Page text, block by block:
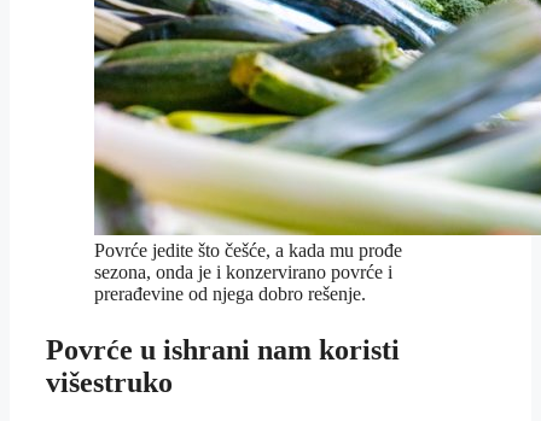
Povrće jedite što češće, a kada mu prođe
sezona, onda je i konzervirano povrće i
prerađevine od njega dobro rešenje.
Povrće u ishrani nam koristi
višestruko